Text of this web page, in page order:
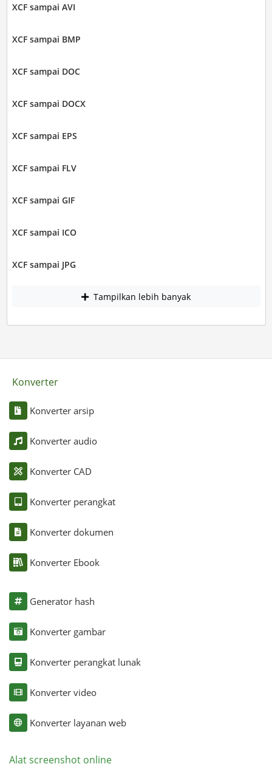
XCF sampai AVI
XCF sampai BMP
XCF sampai DOC
XCF sampai DOCX
XCF sampai EPS
XCF sampai FLV
XCF sampai GIF
XCF sampai ICO
XCF sampai JPG
Tampilkan lebih banyak
Konverter
Konverter arsip
Konverter audio
Konverter CAD
Konverter perangkat
Konverter dokumen
Konverter Ebook
Generator hash
Konverter gambar
Konverter perangkat lunak
Konverter video
Konverter layanan web
Alat screenshot online